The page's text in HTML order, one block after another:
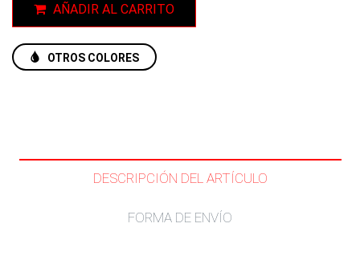
AÑADIR AL CARRITO
OTROS COLORES
DESCRIPCIÓN DEL ARTÍCULO
FORMA DE ENVÍO